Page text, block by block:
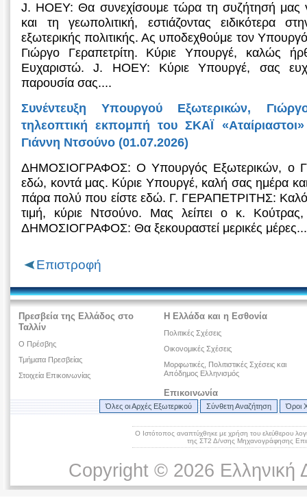
J. HOEY: Θα συνεχίσουμε τώρα τη συζήτησή μας
και τη γεωπολιτική, εστιάζοντας ειδικότερα
εξωτερικής πολιτικής. Ας υποδεχθούμε τον
Γιώργο Γεραπετρίτη. Κύριε Υπουργέ, καλώς
Ευχαριστώ. J. HOEY: Κύριε Υπουργέ, σας
παρουσία σας....
Συνέντευξη Υπουργού Εξωτερικών,
τηλεοπτική εκπομπή του ΣΚΑΪ
Γιάννη Ντσούνο (01.07.2026)
ΔΗΜΟΣΙΟΓΡΑΦΟΣ: Ο Υπουργός Εξωτερικών, ο
εδώ, κοντά μας. Κύριε Υπουργέ, καλή σας ημέρα
πάρα πολύ που είστε εδώ. Γ. ΓΕΡΑΠΕΤΡΙΤΗΣ: Καλό
τιμή, κύριε Ντσούνο. Μας λείπει ο κ.
ΔΗΜΟΣΙΟΓΡΑΦΟΣ: Θα ξεκουραστεί μερικές μέρες...
Επιστροφή
Πρεσβεία της Ελλάδος στο
Ταλλίν
Ο Πρέσβης
Τμήματα Πρεσβείας
Στοιχεία Επικοινωνίας
Η Ελλάδα και η Εσθονία
Πολιτικές Σχέσεις
Οικονομικές Σχέσεις
Μορφωτικές, Πολιτιστικές Σχέσεις και
Απόδημος Ελληνισμός
Επικοινωνία
Όλες οι Αρχές Εξωτερικού Σύνθετη Αναζήτηση Όροι
Ο Ιστότοπος αναπτύχθηκε με χρήση του ελεύθερου
της ΣΤ2 Δ/νσης Μηχανογράφησης
Copyright © 2026